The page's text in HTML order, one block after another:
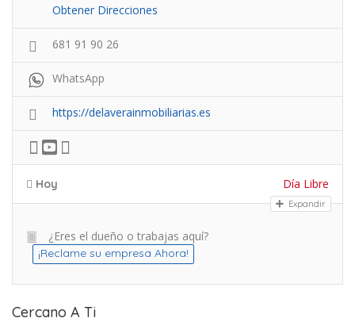
Obtener Direcciones
681 91 90 26
WhatsApp
https://delaverainmobiliarias.es
Hoy Día Libre
Expandir
¿Eres el dueño o trabajas aquí?
¡Reclame su empresa Ahora!
Cercano A Ti